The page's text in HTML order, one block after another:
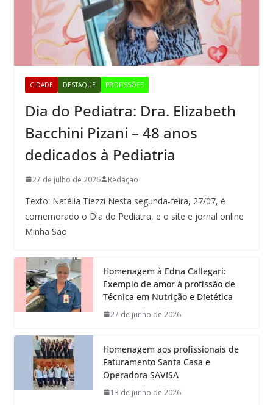
CIDADE DESTAQUE PROFISSÕES
Dia do Pediatra: Dra. Elizabeth
Bacchini Pizani – 48 anos
dedicados à Pediatria
27 de julho de 2026 Redação
Texto: Natália Tiezzi Nesta segunda-feira, 27/07, é
comemorado o Dia do Pediatra, e o site e jornal online
Minha São
Homenagem à Edna Callegari:
Exemplo de amor à profissão de
Técnica em Nutrição e Dietética
27 de junho de 2026
Homenagem aos profissionais de
Faturamento Santa Casa e
Operadora SAVISA
13 de junho de 2026